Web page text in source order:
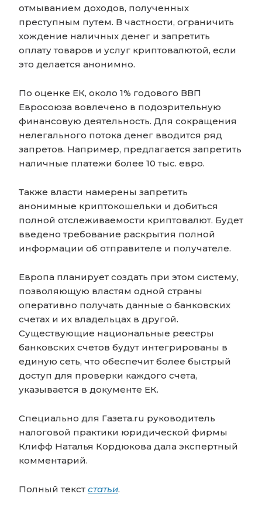
отмыванием доходов, полученных
преступным путем. В частности, ограничить
хождение наличных денег и запретить
оплату товаров и услуг криптовалютой, если
это делается анонимно.
По оценке ЕК, около 1% годового ВВП
Евросоюза вовлечено в подозрительную
финансовую деятельность. Для сокращения
нелегального потока денег вводится ряд
запретов. Например, предлагается запретить
наличные платежи более 10 тыс. евро.
Также власти намерены запретить
анонимные криптокошельки и добиться
полной отслеживаемости криптовалют. Будет
введено требование раскрытия полной
информации об отправителе и получателе.
Европа планирует создать при этом систему,
позволяющую властям одной страны
оперативно получать данные о банковских
счетах и их владельцах в другой.
Существующие национальные реестры
банковских счетов будут интегрированы в
единую сеть, что обеспечит более быстрый
доступ для проверки каждого счета,
указывается в документе ЕК.
Специально для Газета.ru руководитель
налоговой практики юридической фирмы
Клифф Наталья Кордюкова дала экспертный
комментарий.
Полный текст статьи.